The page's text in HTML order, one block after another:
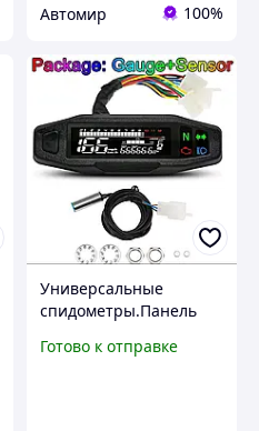
Автомир 100%
Универсальные
спидометры.Панель
Готово к отправке